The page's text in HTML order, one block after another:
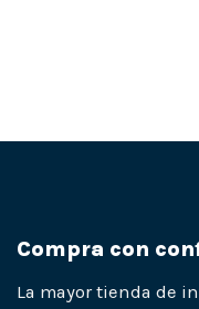
Compra con
La mayor tienda de